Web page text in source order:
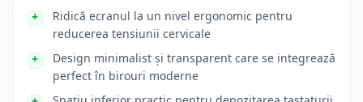
Ridică ecranul la un nivel ergonomic pentru
reducerea tensiunii cervicale
Design minimalist și transparent care se integrează
perfect în birouri moderne